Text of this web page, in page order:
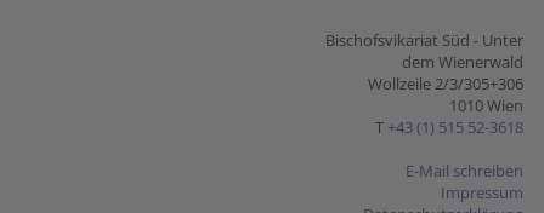
Bischofsvikariat Süd - Unter
dem Wienerwald
Wollzeile 2/3/305+306
1010 Wien
T +43 (1) 515 52-3618
E-Mail schreiben
Impressum